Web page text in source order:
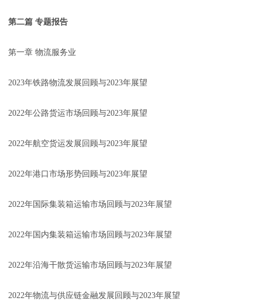
第二篇 专题报告
第一章 物流服务业
2023年铁路物流发展回顾与2023年展望
2022年公路货运市场回顾与2023年展望
2022年航空货运发展回顾与2023年展望
2022年港口市场形势回顾与2023年展望
2022年国际集装箱运输市场回顾与2023年展望
2022年国内集装箱运输市场回顾与2023年展望
2022年沿海干散货运输市场回顾与2023年展望
2022年物流与供应链金融发展回顾与2023年展望